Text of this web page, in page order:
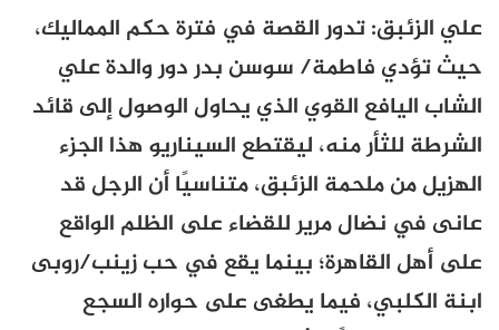
علي الزئبق: تدور القصة في فترة حكم المماليك،
حيث تؤدي فاطمة/ سوسن بدر دور والدة علي
الشاب اليافع القوي الذي يحاول الوصول إلى قائد
الشرطة للثأر منه، ليقتطع السيناريو هذا الجزء
الهزيل من ملحمة الزئبق، متناسيًا أن الرجل قد
عانى في نضال مرير للقضاء على الظلم الواقع
على أهل القاهرة؛ بينما يقع في حب زينب/روبى
ابنة الكلبي، فيما يطغى على حواره السجع